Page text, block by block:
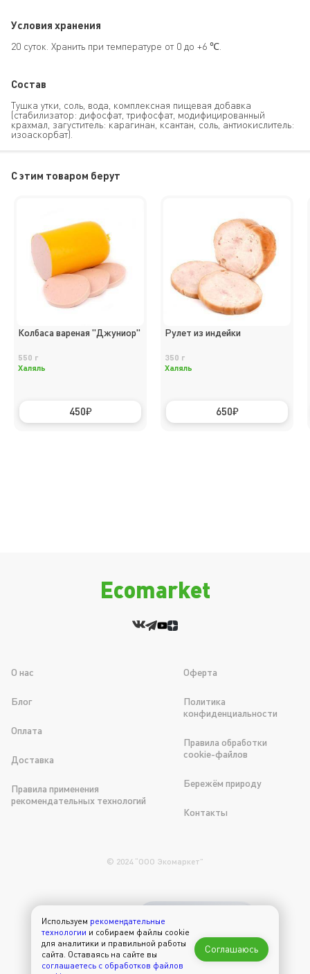
Условия хранения
20 суток. Хранить при температуре от 0 до +6 ℃.
Состав
Тушка утки, соль, вода, комплексная пищевая добавка
(стабилизатор: дифосфат, трифосфат, модифицированный
крахмал, загуститель: карагинан, ксантан, соль, антиокислитель:
изоаскорбат).
C этим товаром берут
Колбаса вареная "Джуниор"
550 г
Халяль
450
Рулет из индейки
350 г
Халяль
650
Ecomarket
О нас
Блог
Оплата
Доставка
Правила применения
рекомендательных технологий
Оферта
Политика
конфиденциальности
Правила обработки
cookie-файлов
Бережём природу
Контакты
© 2024 “OOO Экомаркет”
300 рублей в
подарок на первый
заказ через
приложение
Используем рекомендательные
технологии и собираем файлы cookie
для аналитики и правильной работы
сайта. Оставаясь на сайте вы
соглашаетесь с обработков файлов
Соглашаюсь